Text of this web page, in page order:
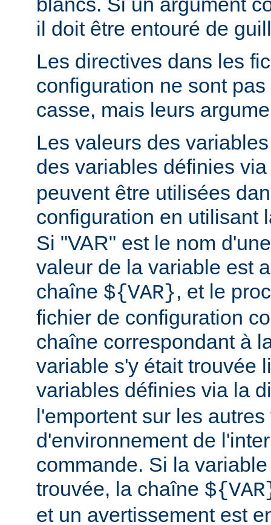
il doit être entouré de
Les directives dans les
configuration ne sont
casse, mais leurs
Les valeurs des
des variables définies
peuvent être utilisées
configuration en utilisant
Si "VAR" est le nom
valeur de la variable est
chaîne ${VAR}, et le
fichier de configuration
chaîne correspondant à
variable s'y était trouvée
variables définies via la
l'emportent sur les
d'environnement de
commande. Si la
trouvée, la chaîne
et un avertissement est